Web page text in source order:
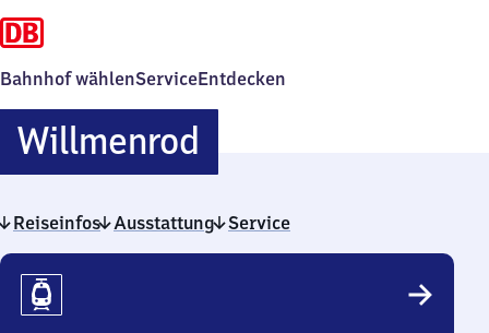
Bahnhof wählenServiceEntdecken
Willmenrod
Reiseinfos Ausstattung Service
Reiseinfos